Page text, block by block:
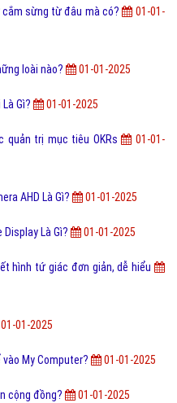
sừng từ đâu mà có?
01-01-
loài nào? 01-01-2025
Gì? 01-01-2025
quản trị mục tiêu OKRs
01-01-
AHD Là Gì? 01-01-2025
Display Là Gì? 01-01-2025
hình tứ giác đơn giản, dễ hiểu
01-01-2025
My Computer? 01-01-2025
cộng đồng? 01-01-2025